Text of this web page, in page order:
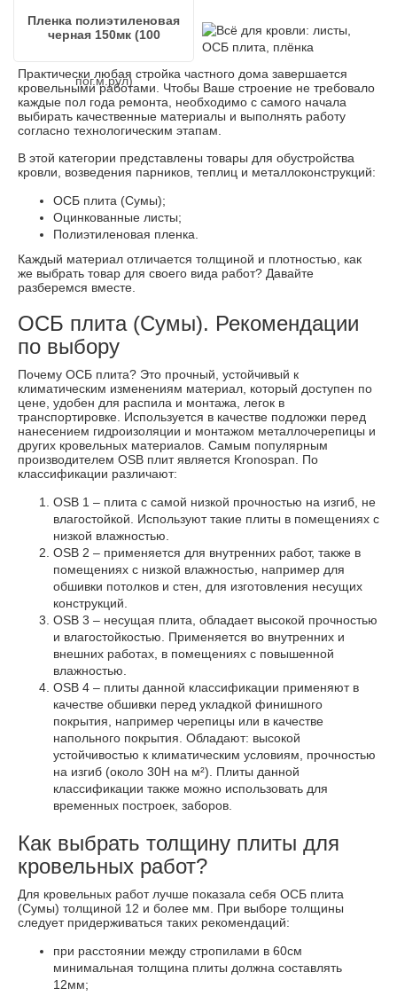
Пленка полиэтиленовая
черная 150мк (100
Кровля
Практически любая стройка частного дома завершается
кровельными работами. Чтобы Ваше строение не требовало
каждые пол года ремонта, необходимо с самого начала
выбирать качественные материалы и выполнять работу
согласно технологическим этапам.
В этой категории представлены товары для обустройства
кровли, возведения парников, теплиц и металлоконструкций:
ОСБ плита (Сумы);
Оцинкованные листы;
Полиэтиленовая пленка.
Каждый материал отличается толщиной и плотностью, как
же выбрать товар для своего вида работ? Давайте
разберемся вместе.
ОСБ плита (Сумы). Рекомендации
по выбору
Почему ОСБ плита? Это прочный, устойчивый к
климатическим изменениям материал, который доступен по
цене, удобен для распила и монтажа, легок в
транспортировке. Используется в качестве подложки перед
нанесением гидроизоляции и монтажом металлочерепицы и
других кровельных материалов. Самым популярным
производителем OSB плит является Kronospan. По
классификации различают:
OSB 1 – плита с самой низкой прочностью на изгиб, не
влагостойкой. Используют такие плиты в помещениях с
низкой влажностью.
OSB 2 – применяется для внутренних работ, также в
помещениях с низкой влажностью, например для
обшивки потолков и стен, для изготовления несущих
конструкций.
OSB 3 – несущая плита, обладает высокой прочностью
и влагостойкостью. Применяется во внутренних и
внешних работах, в помещениях с повышенной
влажностью.
OSB 4 – плиты данной классификации применяют в
качестве обшивки перед укладкой финишного
покрытия, например черепицы или в качестве
напольного покрытия. Обладают: высокой
устойчивостью к климатическим условиям, прочностью
на изгиб (около 30Н на м²). Плиты данной
классификации также можно использовать для
временных построек, заборов.
Как выбрать толщину плиты для
кровельных работ?
Для кровельных работ лучше показала себя ОСБ плита
(Сумы) толщиной 12 и более мм. При выборе толщины
следует придерживаться таких рекомендаций:
при расстоянии между стропилами в 60см
минимальная толщина плиты должна составлять
12мм;